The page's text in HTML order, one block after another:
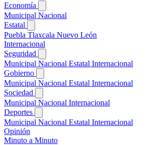
Economía
Municipal Nacional
Estatal
Puebla Tlaxcala Nuevo León
Internacional
Seguridad
Municipal Nacional Estatal Internacional
Gobierno
Municipal Nacional Estatal Internacional
Sociedad
Municipal Nacional Internacional
Deportes
Municipal Nacional Estatal Internacional
Opinión
Minuto a Minuto